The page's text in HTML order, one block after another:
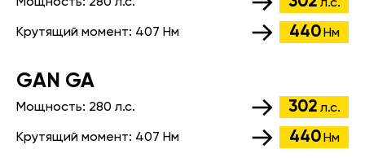
л.с.
Крутящий момент: 407 Нм 440 Нм
GАN GA
Мощность: 280 л.с. 302 л.с.
Крутящий момент: 407 Нм 440 Нм